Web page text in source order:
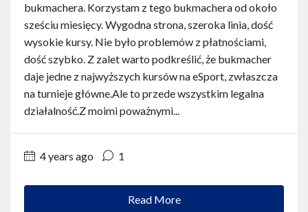
English
bukmachera. Korzystam z tego bukmachera od około
sześciu miesięcy. Wygodna strona, szeroka linia, dość
wysokie kursy. Nie było problemów z płatnościami,
dość szybko. Z zalet warto podkreślić, że bukmacher
daje jedne z najwyższych kursów na eSport, zwłaszcza
na turnieje główne.Ale to przede wszystkim legalna
działalność.Z moimi poważnymi...
4 years ago 1
Read More